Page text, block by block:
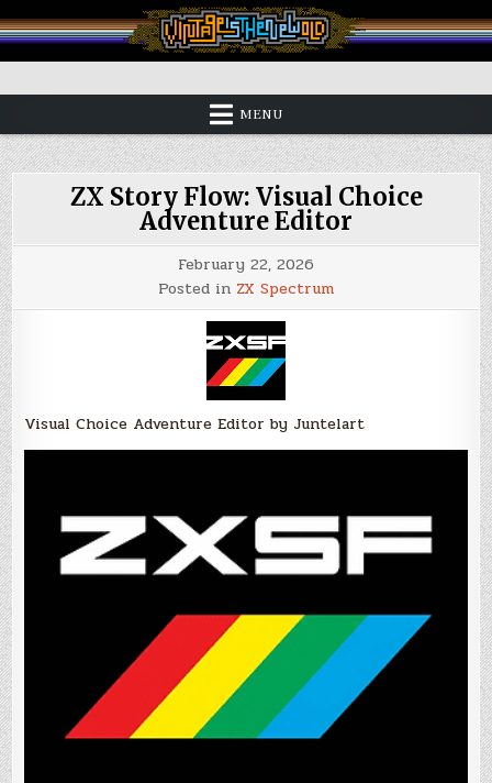
to
content
Vintage is the New Old
MENU
ZX Story Flow: Visual Choice
Adventure Editor
February 22, 2026
Posted in ZX Spectrum
Visual Choice Adventure Editor by Juntelart